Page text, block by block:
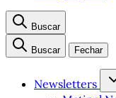
Buscar
Buscar Fechar
Newsletters